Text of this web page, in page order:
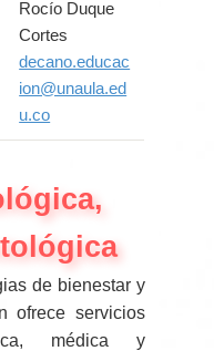
Rocío Duque
Cortes
decano.educac
ion@unaula.ed
u.co
de bienestar y
ofrece servicios
médica y